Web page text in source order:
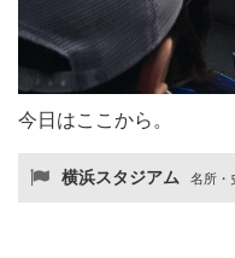
今日はここから。
横浜スタジアム 名所・